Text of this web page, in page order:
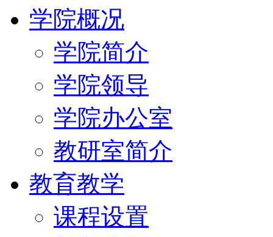
学院概况
学院简介
学院领导
学院办公室
教研室简介
教育教学
课程设置